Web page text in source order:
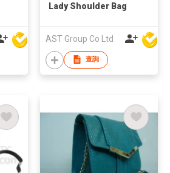
Lady Shoulder Bag
AST Group Co Ltd
查詢